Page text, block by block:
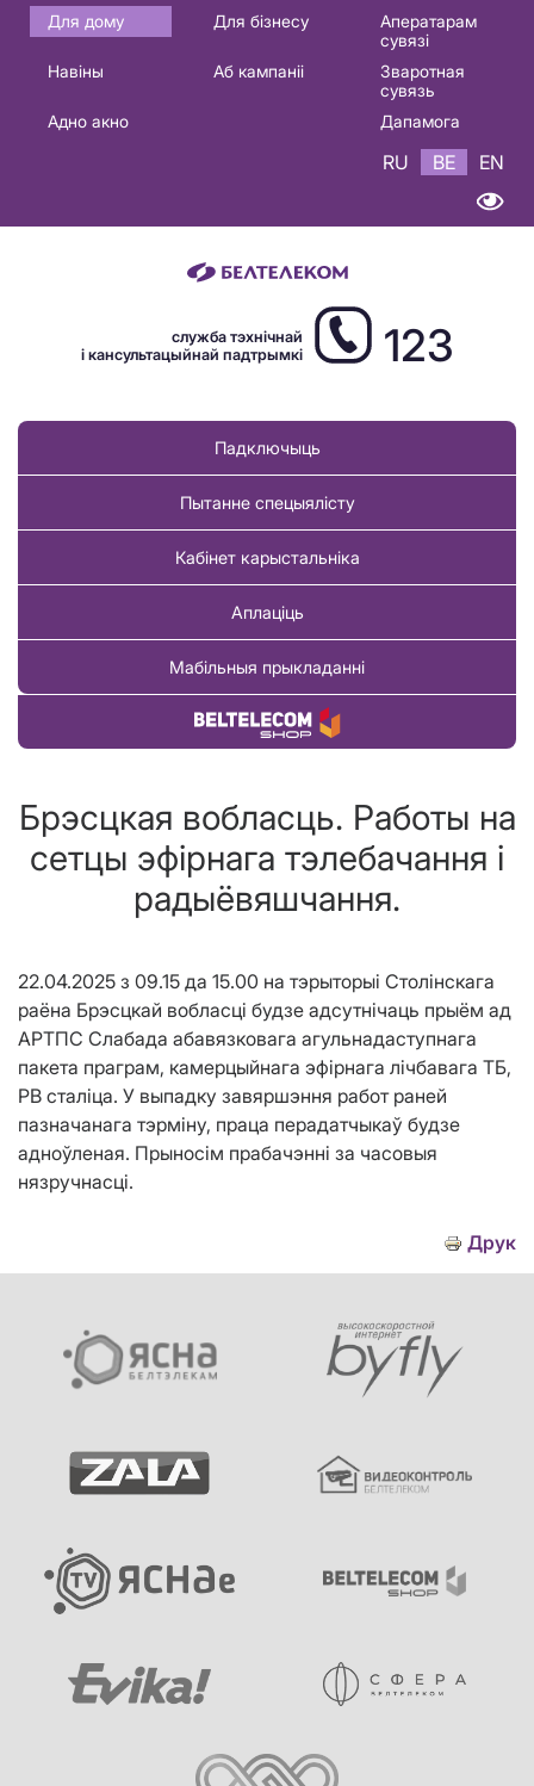
Основная
навигация
Для дому Для бізнесу
Аператарам
сувязі
Навіны
Аб кампаніі
Зваротная
сувязь
Адно акно
Дапамога
RU BE EN
служба тэхнічнай
і кансультацыйнай падтрымкі
123
Падключыць
Пытанне спецыялісту
Кабінет карыстальніка
Аплаціць
Мабільныя прыкладанні
Купіць тавар
Брэсцкая вобласць. Работы на
сетцы эфірнага тэлебачання і
радыёвяшчання.
22.04.2025 з 09.15 да 15.00 на тэрыторыі Столінскага
раёна Брэсцкай вобласці будзе адсутнічаць прыём ад
АРТПС Слабада абавязковага агульнадаступнага
пакета праграм, камерцыйнага эфірнага лічбавага ТБ,
РВ сталіца. У выпадку завяршэння работ раней
пазначанага тэрміну, праца перадатчыкаў будзе
адноўленая. Прыносім прабачэнні за часовыя
нязручнасці.
Друк